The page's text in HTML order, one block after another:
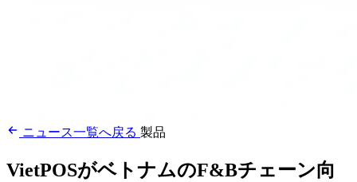
ニュース一覧へ戻る 製品
VietPOSがベトナムのF&Bチェーン向